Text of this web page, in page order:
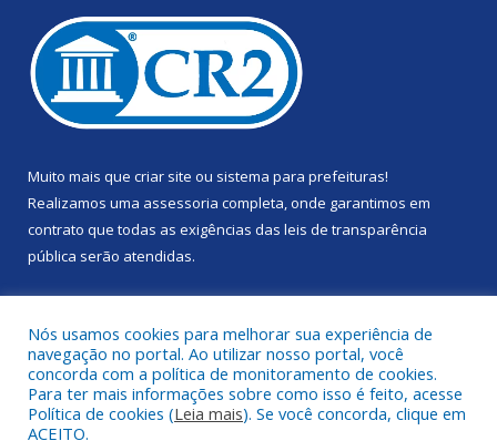
Muito mais que criar site ou sistema para prefeituras!
Realizamos uma assessoria completa, onde garantimos em
contrato que todas as exigências das leis de transparência
pública serão atendidas.
Todos os direitos reservados a Câmara Municipal de Portel.
Nós usamos cookies para melhorar sua experiência de
navegação no portal. Ao utilizar nosso portal, você
concorda com a política de monitoramento de cookies.
Para ter mais informações sobre como isso é feito, acesse
Política de cookies (Leia mais). Se você concorda, clique em
ACEITO.